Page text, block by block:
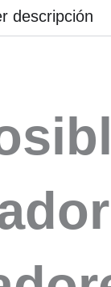
descripción